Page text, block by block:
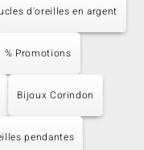
d'oreilles en argent
% Promotions
Bijoux Corindon
pendantes